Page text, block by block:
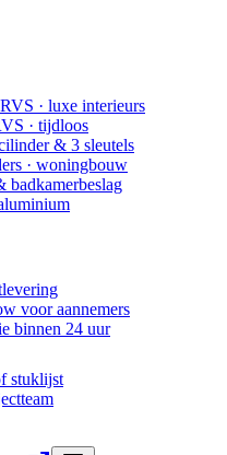
· luxe interieurs
· tijdloos
& 3 sleutels
· woningbouw
badkamerbeslag
voor aannemers
binnen 24 uur
stuklijst